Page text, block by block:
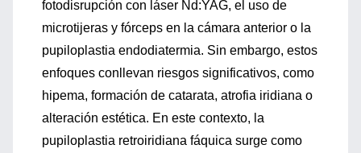
fotodisrupción con láser Nd:YAG, el uso de
microtijeras y fórceps en la cámara anterior o la
pupiloplastia endodiatermia. Sin embargo, estos
enfoques conllevan riesgos significativos, como
hipema, formación de catarata, atrofia iridiana o
alteración estética. En este contexto, la
pupiloplastia retroiridiana fáquica surge como